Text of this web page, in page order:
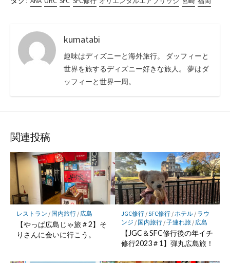
kumatabi
趣味はディズニーと海外旅行。 ダッフィーと
世界を旅するディズニー好きな旅人。 夢はダ
ッフィーと世界一周。
関連投稿
レストラン / 国内旅行/ 広島
【やっぱ広島じゃ旅＃2】そ
りさんに会いに行こう。
JGC修行/SFC修行/ ホテル/ ラウ
ンジ / 国内旅行/子連れ旅/ 広島
【JGC＆SFC修行後の年イチ
修行2023＃1】弾丸広島旅！